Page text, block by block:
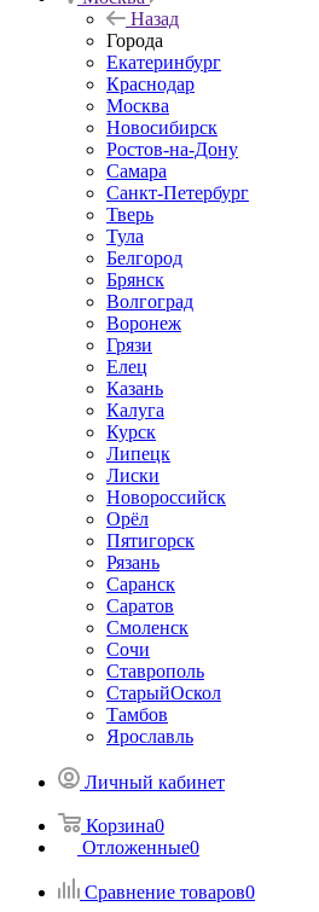
Назад
Города
Екатеринбург
Краснодар
Москва
Новосибирск
Ростов-на-Дону
Самара
Санкт-Петербург
Тверь
Тула
Белгород
Брянск
Волгоград
Воронеж
Грязи
Елец
Казань
Калуга
Курск
Липецк
Лиски
Новороссийск
Орёл
Пятигорск
Рязань
Саранск
Саратов
Смоленск
Сочи
Ставрополь
СтарыйОскол
Тамбов
Ярославль
Личный кабинет
Корзина0
Отложенные0
Сравнение товаров0